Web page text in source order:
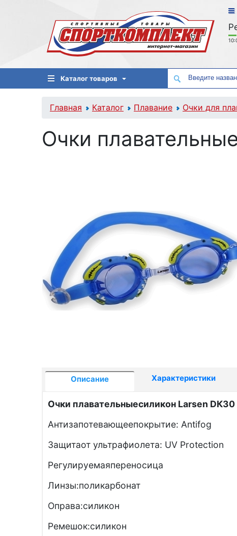
Каталог товаров
Главная Каталог Плавание Очки для
Очки
Описание Характеристики
Очки плавательныесиликон Larsen DК30
Антизапотевающеепокрытие: Antifog
Защитаот ультрафиолета: UV Protection
Регулируемаяпереносица
Линзы:поликарбонат
Оправа:силикон
Ремешок:силикон